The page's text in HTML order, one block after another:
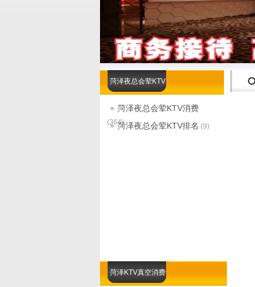
菏泽KTV真空消费
菏泽夜总会荤KTV
菏泽夜总会荤KTV消费
(364)菏泽夜总会荤KTV排名 (9)